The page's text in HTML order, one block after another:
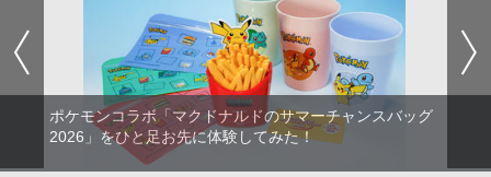
ポケモンコラボ「マクドナルドのサマーチャンスバッグ
2026」をひと足お先に体験してみた！